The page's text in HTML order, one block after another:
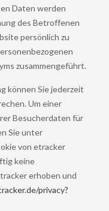
Daten werden
des Betroffenen
persönlich zu
zusammengeführt.
können Sie jederzeit
Um einer
Besucherdaten für
Sie unter
von etracker
keine
erhoben und
privacy?